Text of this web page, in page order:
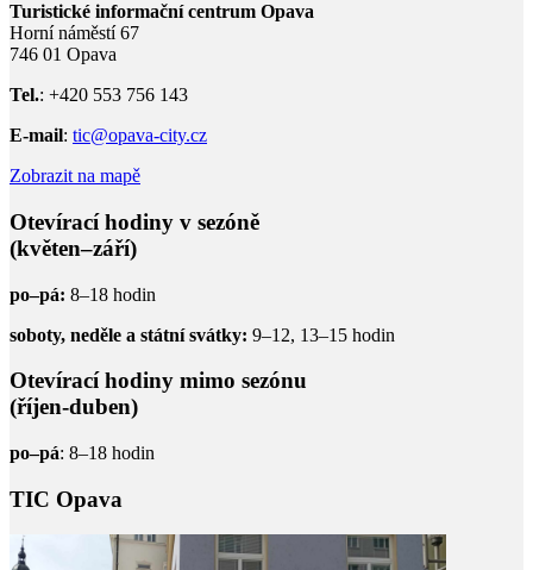
Turistické informační centrum Opava
Horní náměstí 67
746 01 Opava
Tel.: +420 553 756 143
E-mail: tic@opava-city.cz
Zobrazit na mapě
Otevírací hodiny v sezóně
(květen–září)
po–pá: 8–18 hodin
soboty, neděle a státní svátky: 9–12, 13–15 hodin
Otevírací hodiny mimo sezónu
(říjen-duben)
po–pá: 8–18 hodin
TIC Opava